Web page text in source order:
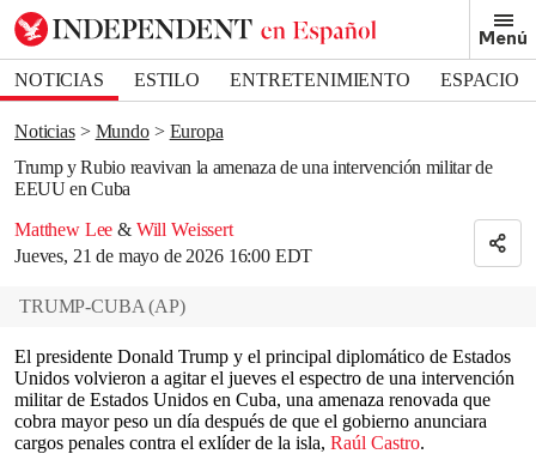
Menú
NOTICIAS ESTILO ENTRETENIMIENTO
ESPACIO
DEPORTES
Noticias Mundo
Europa
Trump y Rubio reavivan la amenaza de una intervención militar de
EEUU en Cuba
Matthew Lee & Will Weissert
Jueves, 21 de mayo de 2026 16:00 EDT
Bookmark popover
Removed from bookmarks
Close popover
TRUMP-CUBA (AP)
El presidente Donald Trump y el principal diplomático de Estados
Unidos volvieron a agitar el jueves el espectro de una intervención
militar de Estados Unidos en Cuba, una amenaza renovada que
cobra mayor peso un día después de que el gobierno anunciara
cargos penales contra el exlíder de la isla, Raúl Castro.